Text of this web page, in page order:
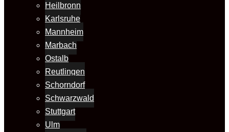
Heilbronn
Karlsruhe
Mannheim
Marbach
Ostalb
Reutlingen
Schorndorf
Schwarzwald
Stuttgart
Ulm